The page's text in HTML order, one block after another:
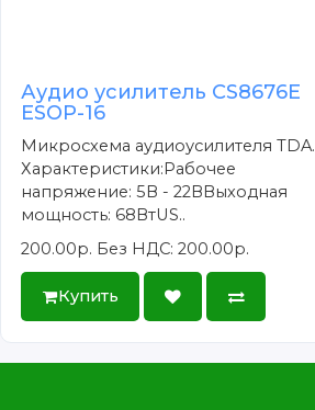
Аудио усилитель CS8676E
ESOP-16
Микросхема аудиоусилителя TDA.
Характеристики:Рабочее
напряжение: 5В - 22ВВыходная
мощность: 68ВтUS..
200.00р. Без НДС: 200.00р.
Купить